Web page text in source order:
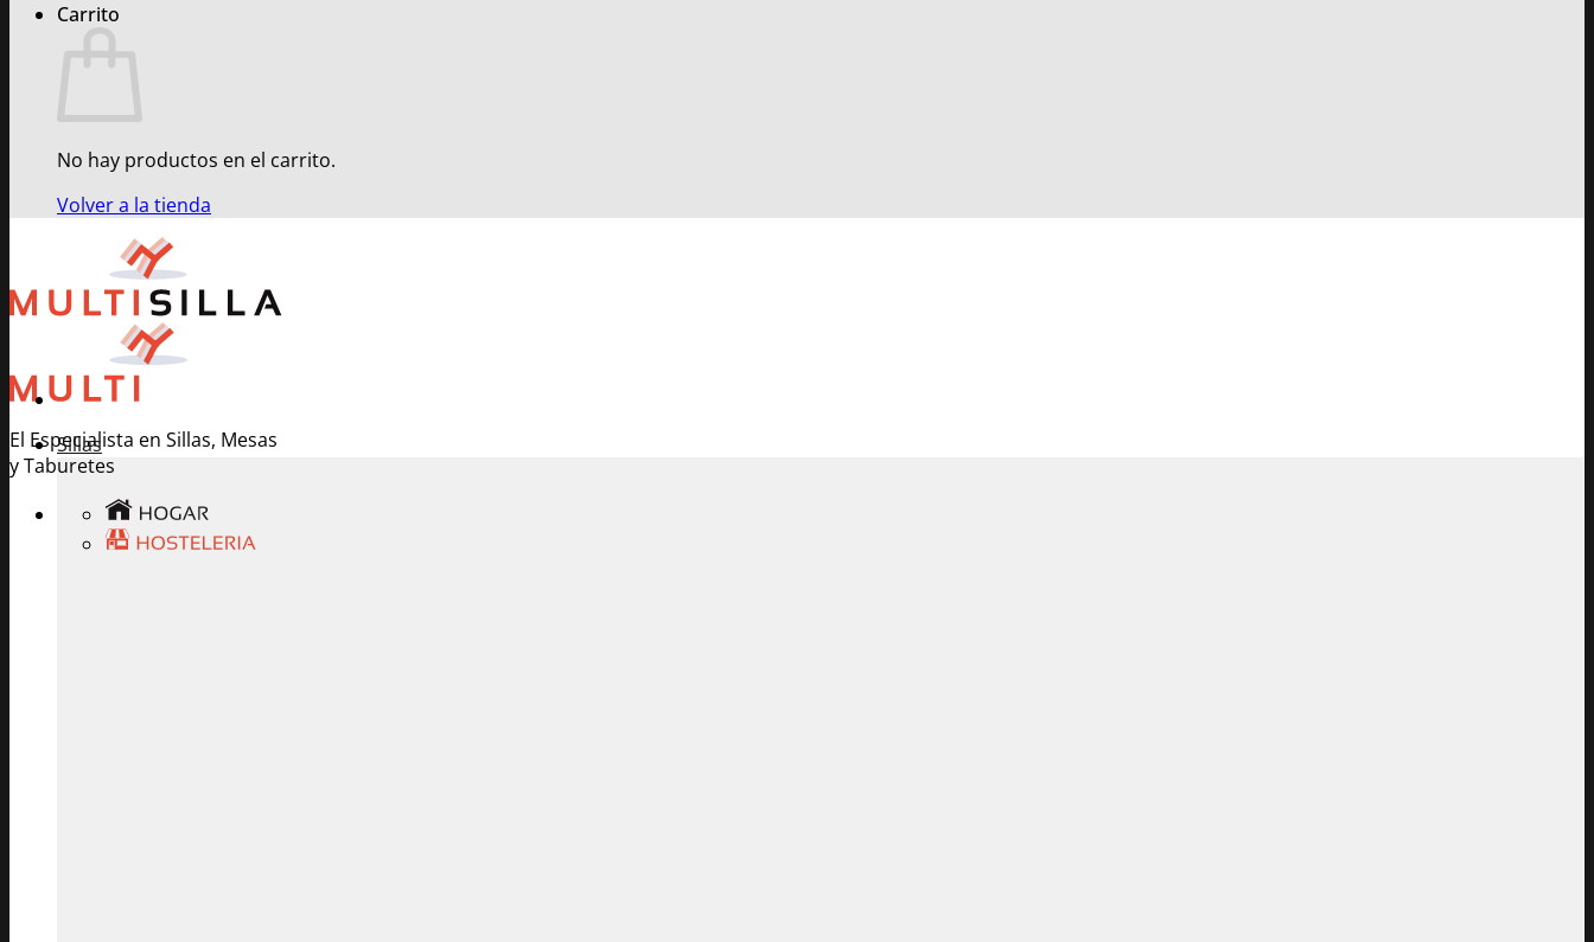
Carrito
No hay productos en el carrito.
Volver a la tienda
El Especialista en Sillas, Mesas
y Taburetes
Sillas